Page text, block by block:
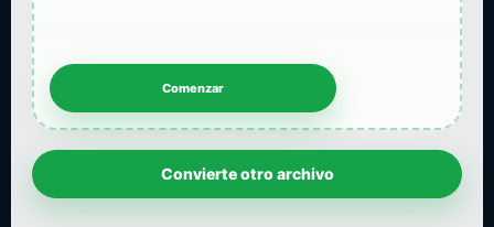
Convierte otro archivo